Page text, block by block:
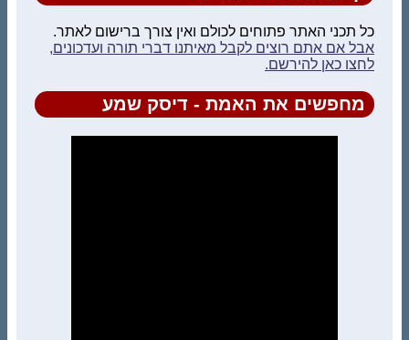
כל תכני האתר פתוחים לכולם ואין צורך ברישום לאתר.
אבל אם אתם רוצים לקבל מאיתנו דברי תורה ועדכונים,
לחצו כאן להירשם.
מחפשים את האמת - דיסק שמע